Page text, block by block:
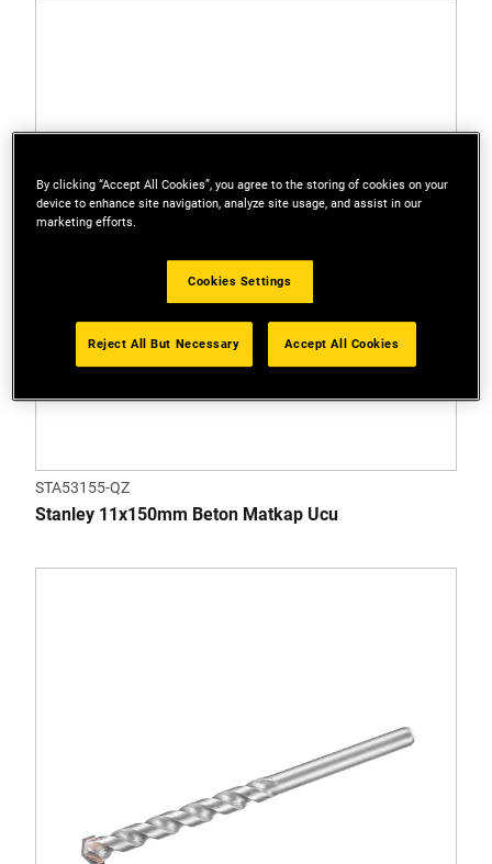
STA53155-QZ
Stanley 11x150mm Beton Matkap Ucu
By clicking “Accept All Cookies”, you agree to the storing of cookies on your
device to enhance site navigation, analyze site usage, and assist in our
marketing efforts.
Cookies Settings
Reject All But Necessary Accept All Cookies